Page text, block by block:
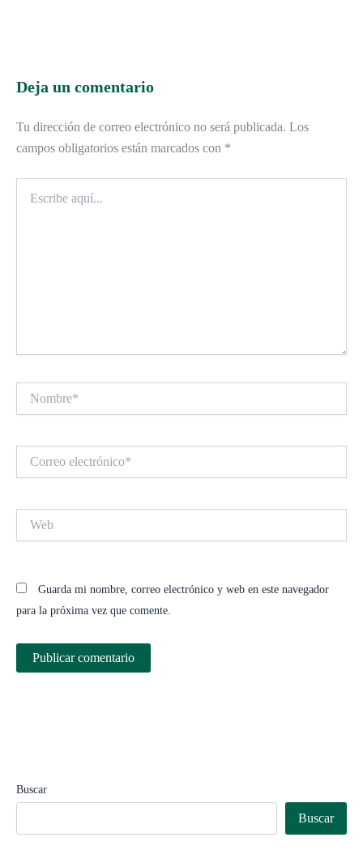
Deja un comentario
Tu dirección de correo electrónico no será publicada. Los
campos obligatorios están marcados con *
aquí...
electrónico*
Guarda mi nombre, correo electrónico y web en este navegador
para la próxima vez que comente.
Buscar
Buscar